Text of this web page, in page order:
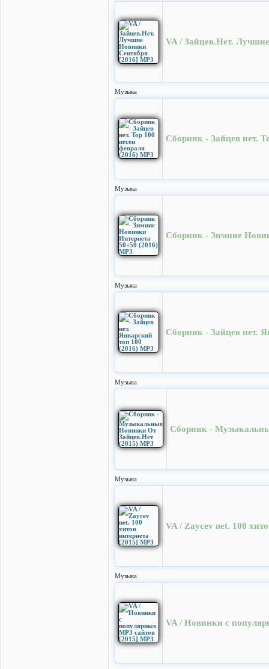
VA / Зайцев.Нет.
Музыка
Сборник - Зайцев нет.
Музыка
Сборник - Зимние
Музыка
Сборник - Зайцев нет.
Музыка
Сборник -
Музыка
VA / Zaycev net. 100
Музыка
VA / Новинки с